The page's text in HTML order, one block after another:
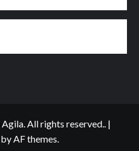
All rights reserved.. |
by AF themes.